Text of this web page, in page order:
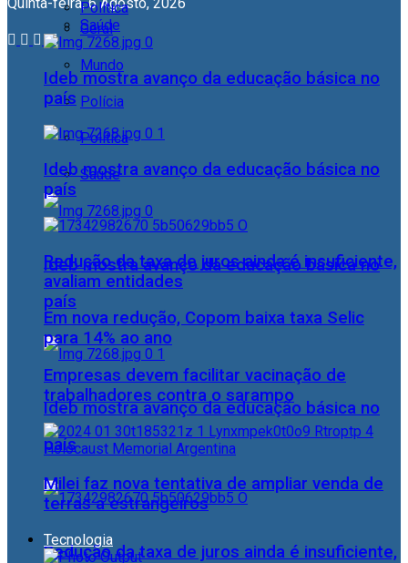
Geral
Mundo
Polícia
Política
Saúde
Ideb mostra avanço da educação básica no
país
Ideb mostra avanço da educação básica no
país
Redução da taxa de juros ainda é insuficiente,
Política
Saúde
Ideb mostra avanço da educação básica no
país
Ideb mostra avanço da educação básica no
país
Redução da taxa de juros ainda é insuficiente,
avaliam entidades
Em nova redução, Copom baixa taxa Selic
para 14% ao ano
Empresas devem facilitar vacinação de
trabalhadores contra o sarampo
Milei faz nova tentativa de ampliar venda de
terras a estrangeiros
Tecnologia